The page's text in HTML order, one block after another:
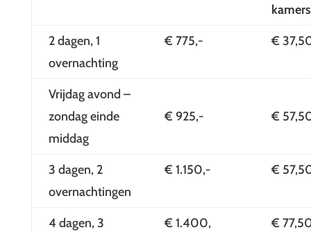
kamers
2 dagen, 1
overnachting
€ 775,- €
Vrijdag avond –
zondag einde
middag
€ 925,- €
3 dagen, 2
overnachtingen
€ 1.150,- €
4 dagen, 3
€ 1.400, €